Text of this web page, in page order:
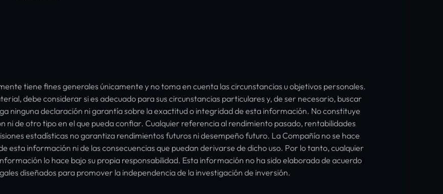
tiene fines generales únicamente y no toma en cuenta las circunstancias u objetivos personales.
debe considerar si es adecuado para sus circunstancias particulares y, de ser necesario, buscar
ninguna declaración ni garantía sobre la exactitud o integridad de esta información. No constituye
ni de otro tipo en el que pueda confiar. Cualquier referencia al rendimiento pasado, rentabilidades
estadísticas no garantiza rendimientos futuros ni desempeño futuro. La Compañía no se hace
esta información ni de las consecuencias que puedan derivarse de dicho uso. Por lo tanto, cualquier
lo hace bajo su propia responsabilidad. Esta información no ha sido elaborada de acuerdo
diseñados para promover la independencia de la investigación de inversión.